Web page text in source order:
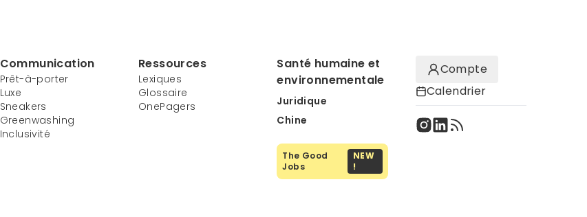
Communication
Prêt-à-porter
Luxe
Sneakers
Greenwashing
Inclusivité
Ressources
Lexiques
Glossaire
OnePagers
Santé humaine et
environnementale
Juridique
Chine
The Good
Jobs
NEW
!
Compte
Calendrier